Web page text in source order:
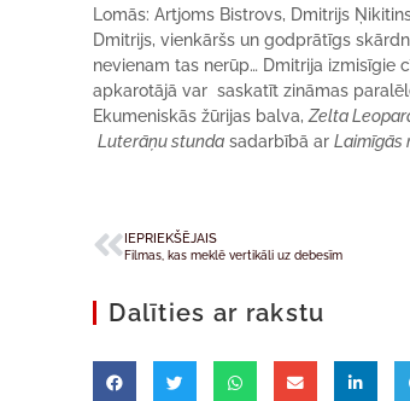
Lomās: Artjoms Bistrovs, Dmitrijs
Dmitrijs, vienkāršs un godprātīgs
nevienam tas nerūp… Dmitrija izmisīgie
apkarotājā var saskatīt zināmas
Ekumeniskās žūrijas balva,Zelta
Luterāņu stunda sadarbībā arLaimīgās
IEPRIEKŠĒJAIS
Filmas, kas meklē vertikāli uz debesīm
Dalīties ar rakstu